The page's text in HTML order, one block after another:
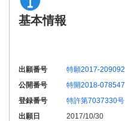
基本情報
出願番号
特願2017-209092
公開番号
特開2018-078547
登録番号
特許第7037330号
出願日
2017/10/30